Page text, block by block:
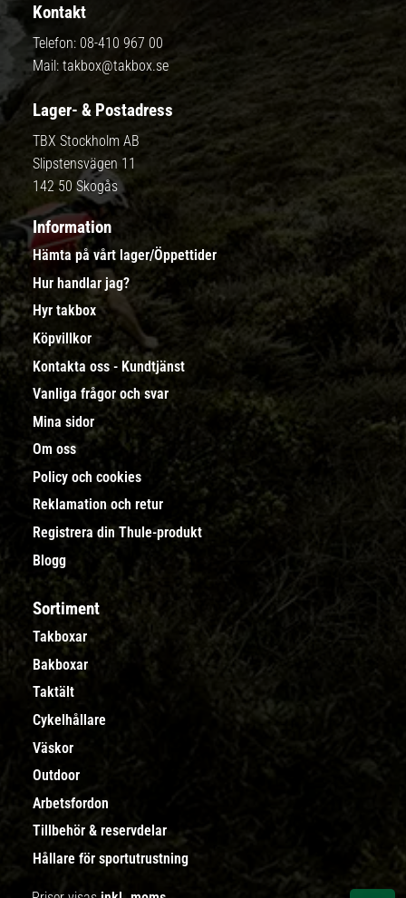
Kontakt
Telefon: 08-410 967 00
Mail: takbox@takbox.se
Lager- & Postadress
TBX Stockholm AB
Slipstensvägen 11
142 50 Skogås
Information
Hämta på vårt lager/Öppettider
Hur handlar jag?
Hyr takbox
Köpvillkor
Kontakta oss - Kundtjänst
Vanliga frågor och svar
Mina sidor
Om oss
Policy och cookies
Reklamation och retur
Registrera din Thule-produkt
Blogg
Sortiment
Takboxar
Bakboxar
Taktält
Cykelhållare
Väskor
Outdoor
Arbetsfordon
Tillbehör & reservdelar
Hållare för sportutrustning